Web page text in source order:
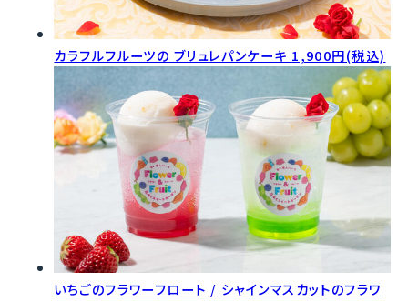
カラフルフルーツの ブリュレパンケーキ 1,900円(税込)
いちごのフラワーフロート / シャインマスカットのフラワ